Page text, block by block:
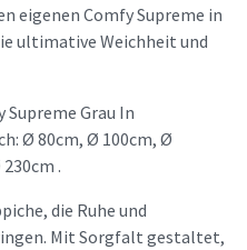
eigenen Comfy Supreme in
ultimative Weichheit und
Grau In
Ø 80cm, Ø 100cm, Ø
.
die Ruhe und
Mit Sorgfalt gestaltet,